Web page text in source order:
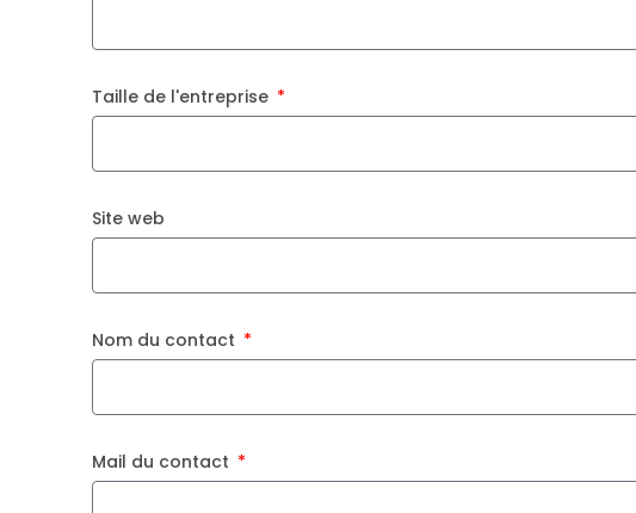
Taille de l'entreprise
Site web
Nom du contact
Mail du contact